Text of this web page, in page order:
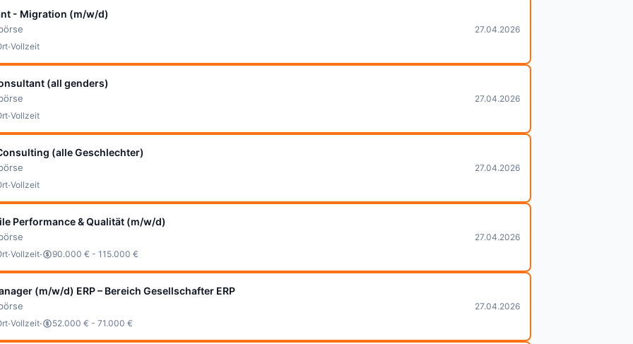
- Migration (m/w/d)
·Vollzeit
27.04.2026
(all genders)
·Vollzeit
27.04.2026
(alle Geschlechter)
·Vollzeit
27.04.2026
Performance & Qualität (m/w/d)
·Vollzeit· 90.000 € - 115.000 €
27.04.2026
(m/w/d) ERP – Bereich Gesellschafter ERP
·Vollzeit· 52.000 € - 71.000 €
27.04.2026